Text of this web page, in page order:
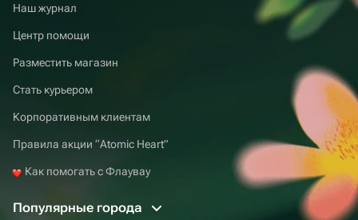
Наш журнал
Центр помощи
Разместить магазин
Стать курьером
Корпоративным клиентам
Правила акции “Atomic Heart”
Как помогать с Флаувау
Популярные города